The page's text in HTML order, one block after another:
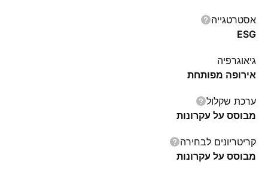
אסטרטגייה
ESG
גיאוגרפיה
אירופה מפותחת
ערכת שקלול
מבוסס על עקרונות
קריטריונים לבחירה
מבוסס על עקרונות